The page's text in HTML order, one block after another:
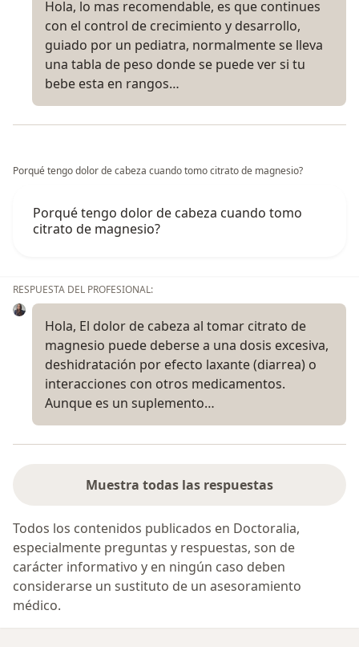
Hola, lo mas recomendable, es que continues
con el control de crecimiento y desarrollo,
guiado por un pediatra, normalmente se lleva
una tabla de peso donde se puede ver si tu
bebe esta en rangos…
Porqué tengo dolor de cabeza cuando tomo citrato de magnesio?
Porqué tengo dolor de cabeza cuando tomo
citrato de magnesio?
RESPUESTA DEL PROFESIONAL:
Hola, El dolor de cabeza al tomar citrato de
magnesio puede deberse a una dosis excesiva,
deshidratación por efecto laxante (diarrea) o
interacciones con otros medicamentos.
Aunque es un suplemento…
Muestra todas las respuestas
Todos los contenidos publicados en Doctoralia,
especialmente preguntas y respuestas, son de
carácter informativo y en ningún caso deben
considerarse un sustituto de un asesoramiento
médico.